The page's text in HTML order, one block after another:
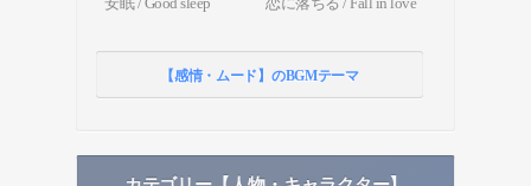
【感情・ムード】のBGMテーマ